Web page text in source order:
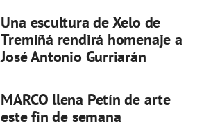
Una escultura de Xelo de
Tremiñá rendirá homenaje a
José Antonio Gurriarán
MARCO llena Petín de arte
este fin de semana